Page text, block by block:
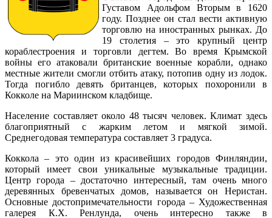
Густавом Адольфом Вторым в 1620
году. Позднее он стал вести активную
торговлю на иностранных рынках. До
19 столетия – это крупный центр
кораблестроения и торговли дегтем. Во время Крымской
войны его атаковали британские военные корабли, однако
местные жители смогли отбить атаку, потопив одну из лодок.
Тогда погибло девять британцев, которых похоронили в
Кокколе на Мариинском кладбище.
Население составляет около 48 тысяч человек. Климат здесь
благоприятный с жарким летом и мягкой зимой.
Среднегодовая температура составляет 3 градуса.
Коккола – это один из красивейших городов Финляндии,
который имеет свои уникальные музыкальные традиции.
Центр города – достаточно интересный, там очень много
деревянных бревенчатых домов, называется он Неристан.
Основные достопримечательности города – Художественная
галерея К.Х. Ренлунда, очень интересно также в